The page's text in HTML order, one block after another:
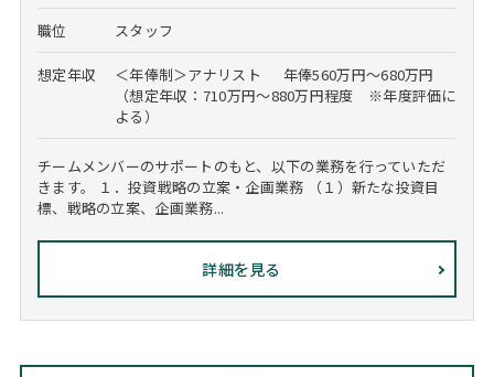
職位 スタッフ
想定年収
＜年俸制＞アナリスト 年俸560万円～680万円
（想定年収：710万円～880万円程度 ※年度評価に
よる）
チームメンバーのサポートのもと、以下の業務を行っていただ
きます。 １．投資戦略の立案・企画業務 （１）新たな投資目
標、戦略の立案、企画業務...
詳細を見る